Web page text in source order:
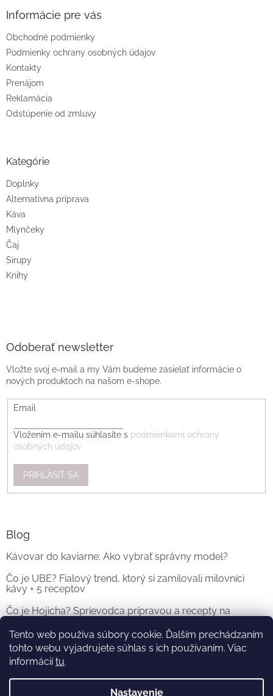
Tento web používa súbory cookie. Ďalším prechádzaním
tohto webu vyjadrujete súhlas s ich používaním. Viac
informáciítu.
Nastavenie
Informácie pre vás
Obchodné podmienky
Podmienky ochrany osobných údajov
Kontakty
Prenájom
Reklamácia
Odstúpenie od zmluvy
Kategórie
Doplnky
Alternatívna príprava
Káva
Mlynčeky
Čaj
Sirupy
Knihy
Odoberať newsletter
Vložte svoj e-mail a my Vám budeme zasielať informácie o
nových produktoch na našom e-shope.
Email
Vložením e-mailu súhlasíte s podmienkami ochrany
osobných údajov
PRIHLÁSIŤ SA
Blog
Kávovar do kaviarne: Ako vybrať správny model?
Čo je UBE? Fialový trend, ktorý si zamilovali milovníci
kávy + 5 receptov
Čo je Hojicha? Sprievodca prípravou a recepty na
ARCHÍV